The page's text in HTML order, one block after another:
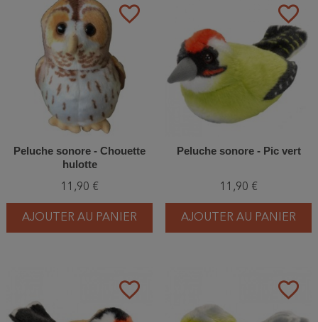
favorite_border
Peluche sonore - Chouette
hulotte
11,90 €
AJOUTER AU PANIER
favorite_border
Peluche sonore - Pic vert
11,90 €
AJOUTER AU PANIER
favorite_border favorite_border